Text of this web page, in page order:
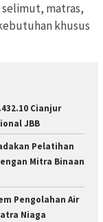
selimut, matras,
khusus
Cianjur
JBB
Pelatihan
Mitra Binaan
Pengolahan Air
Niaga